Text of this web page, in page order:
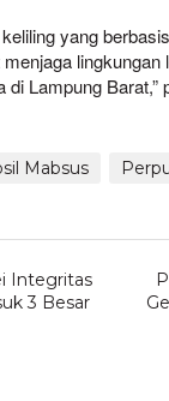
yang
Lampung Barat,”
Mabsus
Integritas
3 Besar